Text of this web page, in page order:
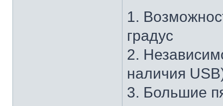
1.
градус
2.
наличия
3. Большие